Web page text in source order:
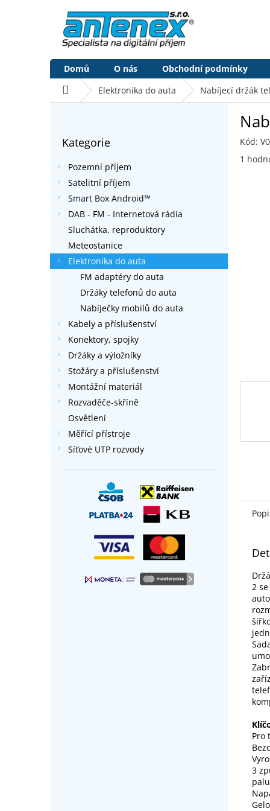
Domů O nás Obchodní podmínky
Domů Elektronika do auta Nabíjecí držák
n
e
kategorie
Kategorie
Pozemní příjem
Satelitní příjem
Smart Box Android™
DAB - FM - Internetová rádia
Sluchátka, reproduktory
Meteostanice
Elektronika do auta
FM adaptéry do auta
Držáky telefonů do auta
Nabíječky mobilů do auta
Kabely a příslušenství
Konektory, spojky
Držáky a výložníky
Stožáry a příslušenství
Montážní materiál
Rozvaděče-skříně
Osvětlení
Měřící přístroje
Síťové UTP rozvody
Kód:
1
2
Pro
3